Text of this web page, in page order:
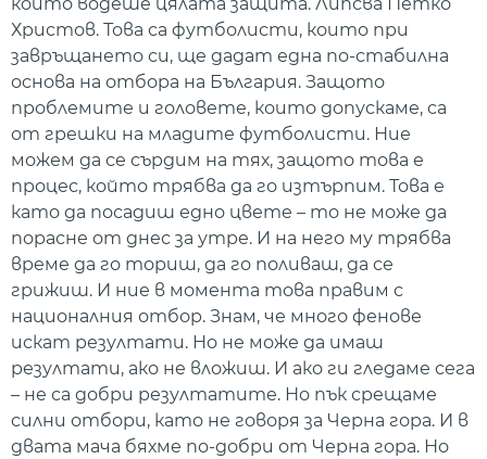
Христов. Това са футболисти, които при
завръщането си, ще дадат една по-стабилна
основа на отбора на България. Защото
проблемите и головете, които допускаме, са
от грешки на младите футболисти. Ние
можем да се сърдим на тях, защото това е
процес, който трябва да го изтърпим. Това е
като да посадиш едно цвете – то не може да
порасне от днес за утре. И на него му трябва
време да го ториш, да го поливаш, да се
грижиш. И ние в момента това правим с
националния отбор. Знам, че много фенове
искат резултати. Но не може да имаш
резултати, ако не вложиш. И ако ги гледаме сега
– не са добри резултатите. Но пък срещаме
силни отбори, като не говоря за Черна гора. И в
двата мача бяхме по-добри от Черна гора. Но